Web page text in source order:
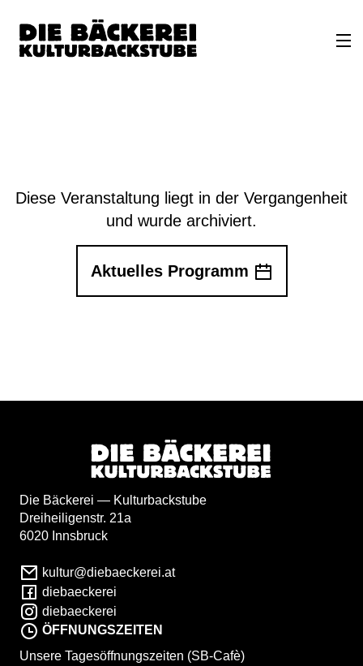
Diese Veranstaltung liegt in der Vergangenheit
und wurde archiviert.
Aktuelles Programm
Die Bäckerei — Kulturbackstube
Dreiheiligenstr. 21a
6020 Innsbruck
kultur@diebaeckerei.at
diebaeckerei
diebaeckerei
ÖFFNUNGSZEITEN
Unsere Tagesöffnungszeiten (SB-Cafè)